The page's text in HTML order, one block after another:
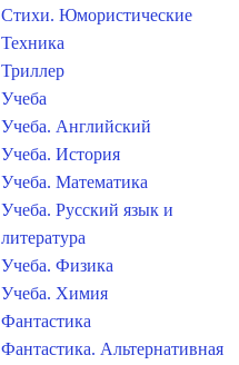
Стихи. Юмористические
Техника
Триллер
Учеба
Учеба. Английский
Учеба. История
Учеба. Математика
Учеба. Русский язык и
литература
Учеба. Физика
Учеба. Химия
Фантастика
Фантастика. Альтернативная